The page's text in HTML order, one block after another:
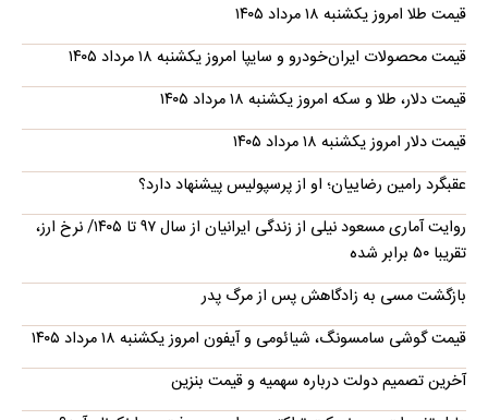
قیمت طلا امروز یکشنبه ۱۸ مرداد ۱۴۰۵
قیمت محصولات ایران‌خودرو و سایپا امروز یکشنبه ۱۸ مرداد ۱۴۰۵
قیمت دلار، طلا و سکه امروز یکشنبه ۱۸ مرداد ۱۴۰۵
قیمت دلار امروز یکشنبه ۱۸ مرداد ۱۴۰۵
عقبگرد رامین رضاییان؛ او از پرسپولیس پیشنهاد دارد؟
روایت آماری مسعود نیلی از زندگی ایرانیان از سال ۹۷ تا ۱۴۰۵/ نرخ ارز،
تقریبا ۵۰ برابر شده
بازگشت مسی به زادگاهش پس از مرگ پدر
قیمت گوشی سامسونگ، شیائومی و آیفون امروز یکشنبه ۱۸ مرداد ۱۴۰۵
آخرین تصمیم دولت درباره سهمیه و قیمت بنزین